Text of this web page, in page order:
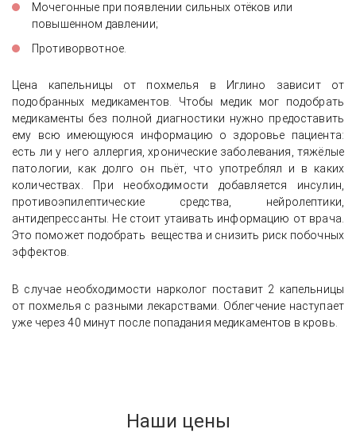
Мочегонные при появлении сильных отёков или
повышенном давлении;
Противорвотное.
Цена капельницы от похмелья в Иглино зависит от
подобранных медикаментов. Чтобы медик мог подобрать
медикаменты без полной диагностики нужно предоставить
ему всю имеющуюся информацию о здоровье пациента:
есть ли у него аллергия, хронические заболевания, тяжёлые
патологии, как долго он пьёт, что употреблял и в каких
количествах. При необходимости добавляется инсулин,
противоэпилептические средства, нейролептики,
антидепрессанты. Не стоит утаивать информацию от врача.
Это поможет подобрать вещества и снизить риск побочных
эффектов.
В случае необходимости нарколог поставит 2 капельницы
от похмелья с разными лекарствами. Облегчение наступает
уже через 40 минут после попадания медикаментов в кровь.
Наши цены